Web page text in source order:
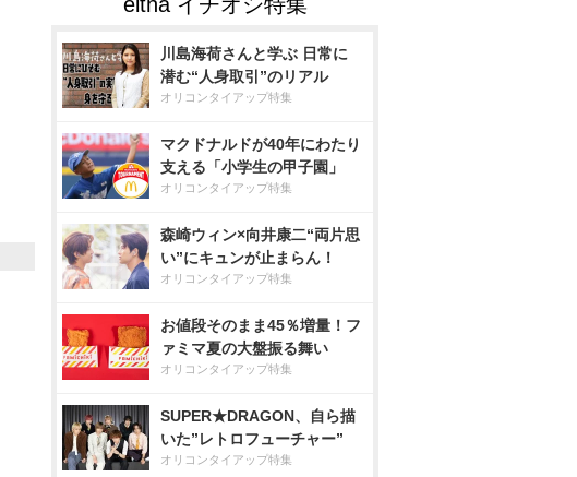
川島海荷さんと学ぶ 日常に
潜む“人身取引”のリアル
オリコンタイアップ特集
マクドナルドが40年にわたり
支える「小学生の甲子園」
オリコンタイアップ特集
森崎ウィン×向井康二“両片思
い”にキュンが止まらん！
オリコンタイアップ特集
お値段そのまま45％増量！フ
ァミマ夏の大盤振る舞い
オリコンタイアップ特集
SUPER★DRAGON、自ら描
いた”レトロフューチャー”
オリコンタイアップ特集